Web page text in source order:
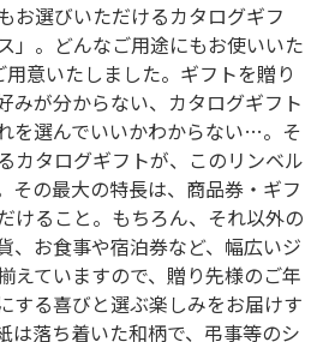
お選びいただけるカタログギフ
」。どんなご用途にもお使いいた
意いたしました。ギフトを贈り
みが分からない、カタログギフト
を選んでいいかわからない…。そ
カタログギフトが、このリンベル
その最大の特長は、商品券・ギフ
けること。もちろん、それ以外の
、お食事や宿泊券など、幅広いジ
えていますので、贈り先様のご年
する喜びと選ぶ楽しみをお届けす
は落ち着いた和柄で、弔事等のシ